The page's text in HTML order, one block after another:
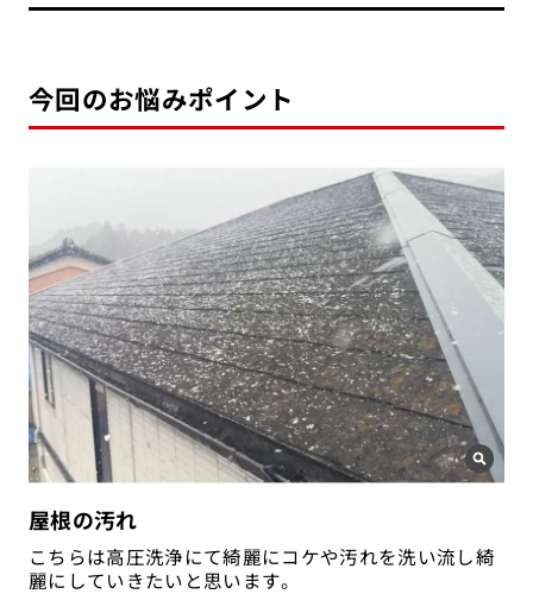
今回のお悩みポイント
屋根の汚れ
こちらは高圧洗浄にて綺麗にコケや汚れを洗い流し綺
麗にしていきたいと思います。